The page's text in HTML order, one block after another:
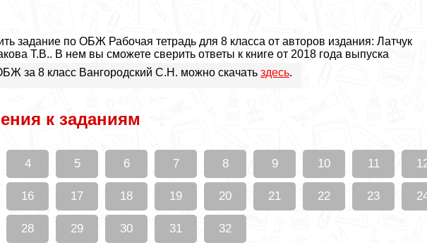
задание по ОБЖ Рабочая тетрадь для 8 класса от авторов издания: Латчук
Т.В.. В нем вы сможете сверить ответы к книге от 2018 года выпуска
за 8 класс Вангородский С.Н. можно скачать здесь.
к заданиям
4 5 6 7 8 9 10 11
16 17 18 19 20 21 22 23
28 29 30 31 32